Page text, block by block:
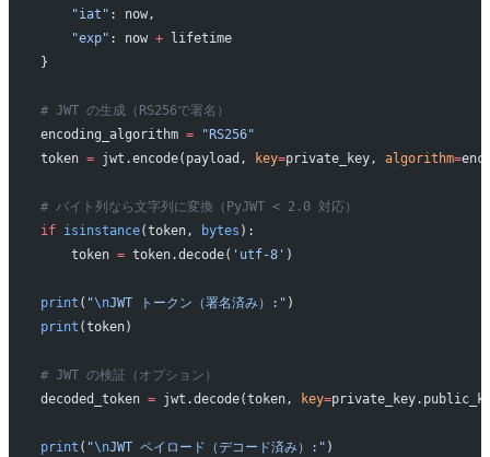
    "iat"
: now,
    "exp"
: now + lifetime
}
# JWT の生成（RS256で署名）
encoding_algorithm = "RS256"
token = jwt.encode(payload, key=private_key, algorithm=
# バイト列なら文字列に変換（PyJWT < 2.0 対応）
if isinstance(token, bytes ):
    token
= token.decode( 'utf-8' )
print ( "\nJWT トークン（署名済み）:" )
print (token)
# JWT の検証（オプション）
decoded_token = jwt.decode(token, key=
print ( "\nJWT ペイロード（デコード済み）:" )